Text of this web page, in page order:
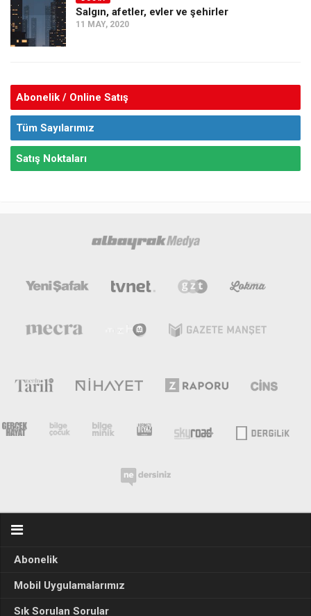
Salgın, afetler, evler ve şehirler
11 MAY, 2020
Abonelik / Online Satış
Tüm Sayılarımız
Satış Noktaları
Abonelik
Mobil Uygulamalarımız
Sık Sorulan Sorular